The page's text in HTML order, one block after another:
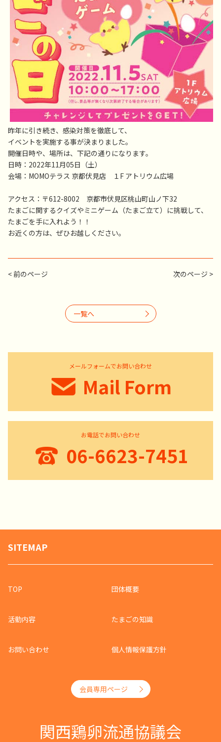
昨年に引き続き、感染対策を徹底して、
イベントを実施する事が決まりました。
開催日時や、場所は、下記の通りになります。
日時：2022年11月05日（土）
会場： MOMOテラス 京都伏見店 １F アトリウム広場
アクセス： 〒612-8002 京都市伏見区桃山町山ノ下32
たまごに関するクイズやミニゲーム（たまご立て）に挑戦して、
たまごを手に入れよう！！
お近くの方は、ぜひお越しください。
< 前のページ 次のページ >
一覧へ
メールフォームでお問い合わせ
Mail Form
お電話でお問い合わせ
06-6623-7451
SITEMAP
TOP 団体概要
活動内容 たまごの知識
お問い合わせ 個人情報保護方針
会員専用ページ
関西鶏卵流通協議会